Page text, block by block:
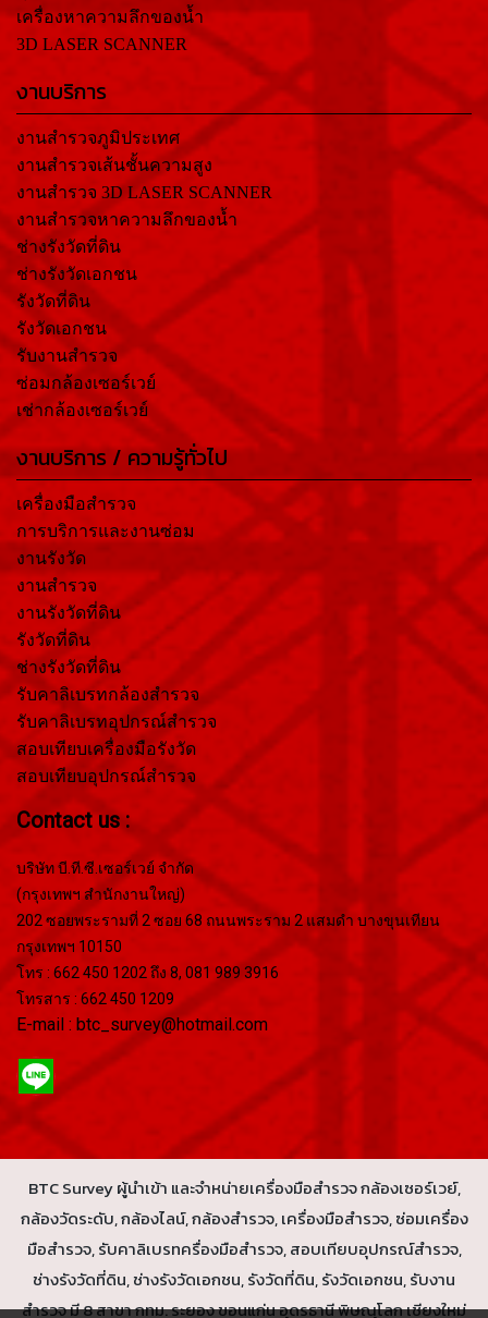
เครื่องหาความลึกของน้ำ
3D LASER SCANNER
งานบริการ
งานสำรวจภูมิประเทศ
งานสำรวจเส้นชั้นความสูง
งานสำรวจ 3D LASER SCANNER
งานสำรวจหาความลึกของน้ำ
ช่างรังวัดที่ดิน
ช่างรังวัดเอกชน
รังวัดที่ดิน
รังวัดเอกชน
รับงานสำรวจ
ซ่อมกล้องเซอร์เวย์
เช่ากล้องเซอร์เวย์
งานบริการ / ความรู้ทั่วไป
เครื่องมือสำรวจ
การบริการและงานซ่อม
งานรังวัด
งานสำรวจ
งานรังวัดที่ดิน
รังวัดที่ดิน
ช่างรังวัดที่ดิน
รับคาลิเบรทกล้องสำรวจ
รับคาลิเบรทอุปกรณ์สำรวจ
สอบเทียบเครื่องมือรังวัด
สอบเทียบอุปกรณ์สำรวจ
Contact us :
บริษัท บี.ที.ซี.เซอร์เวย์ จำกัด
(กรุงเทพฯ สำนักงานใหญ่)
202 ซอยพระรามที่ 2 ซอย 68 ถนนพระราม 2 แสมดำ บางขุนเทียน
กรุงเทพฯ 10150
โทร : 662 450 1202 ถึง 8, 081 989 3916
โทรสาร : 662 450 1209
E-mail : btc_survey@hotmail.com
BTC Survey ผู้นำเข้า และจำหน่ายเครื่องมือสำรวจ กล้องเซอร์เวย์,
กล้องวัดระดับ, กล้องไลน์, กล้องสำรวจ, เครื่องมือสำรวจ, ซ่อมเครื่อง
มือสำรวจ, รับคาลิเบรทครื่องมือสำรวจ, สอบเทียบอุปกรณ์สำรวจ,
ช่างรังวัดที่ดิน, ช่างรังวัดเอกชน, รังวัดที่ดิน, รังวัดเอกชน, รับงาน
สำรวจ มี 8 สาขา กทม. ระยอง ขอนแก่น อุดรธานี พิษณุโลก เชียงใหม่